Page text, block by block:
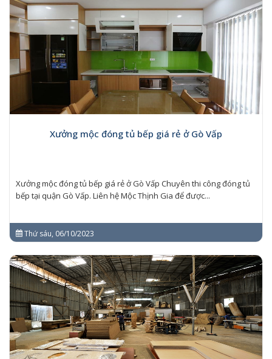
Xưởng mộc đóng tủ bếp giá rẻ ở Gò Vấp
Xưởng mộc đóng tủ bếp giá rẻ ở Gò Vấp Chuyên thi công đóng tủ
bếp tại quận Gò Vấp. Liên hệ Mộc Thịnh Gia để được...
Thứ sáu, 06/10/2023